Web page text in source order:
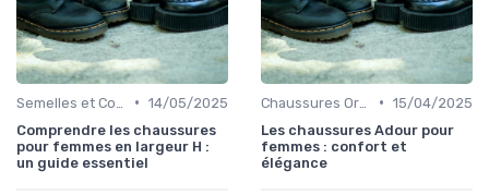
• 14/05/2025
Comprendre les chaussures
pour femmes en largeur H :
un guide essentiel
• 15/04/2025
Les chaussures Adour pour
femmes : confort et
élégance